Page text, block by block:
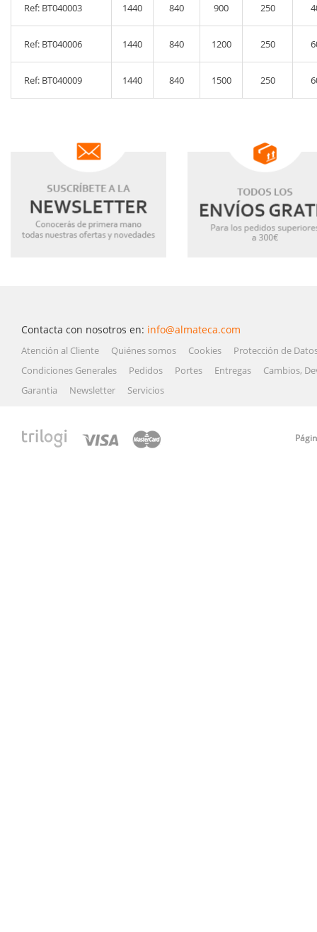
Ref: BT040003 1440 840 900 250
Ref: BT040006 1440 840 1200 250
Ref: BT040009 1440 840 1500 250
Contacta con nosotros en: info@almateca.com
Atención al Cliente Quiénes somos Cookies
Protección de
Condiciones Generales
Pedidos Portes Entregas
Cambios,
Garantia
Newsletter Servicios